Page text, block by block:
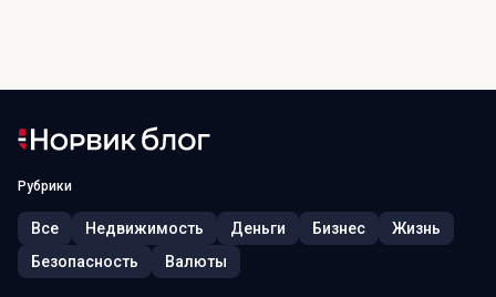
Рубрики
Все Недвижимость Деньги Бизнес
Жизнь
Безопасность
Валюты